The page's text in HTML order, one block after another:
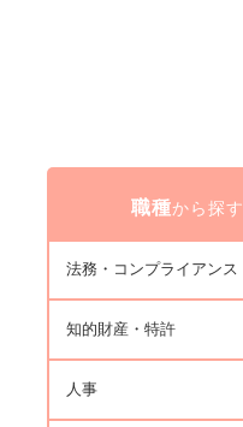
職種から探す
法務・コンプライアンス
知的財産・特許
人事